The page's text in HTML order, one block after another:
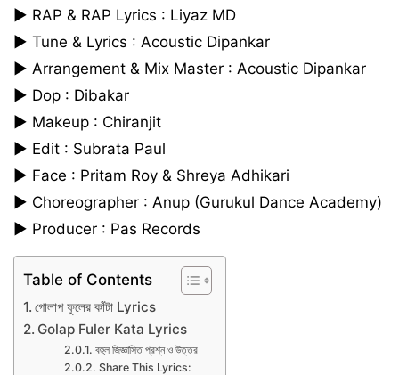
► RAP & RAP Lyrics : Liyaz MD
► Tune & Lyrics : Acoustic Dipankar
► Arrangement & Mix Master : Acoustic Dipankar
► Dop : Dibakar
► Makeup : Chiranjit
► Edit : Subrata Paul
► Face : Pritam Roy & Shreya Adhikari
► Choreographer : Anup (Gurukul Dance Academy)
► Producer : Pas Records
Table of Contents
গোলাপ ফুলের কাঁটা Lyrics
Golap Fuler Kata Lyrics
বহুল জিজ্ঞাসিত প্রশ্ন ও উত্তর
Share This Lyrics: